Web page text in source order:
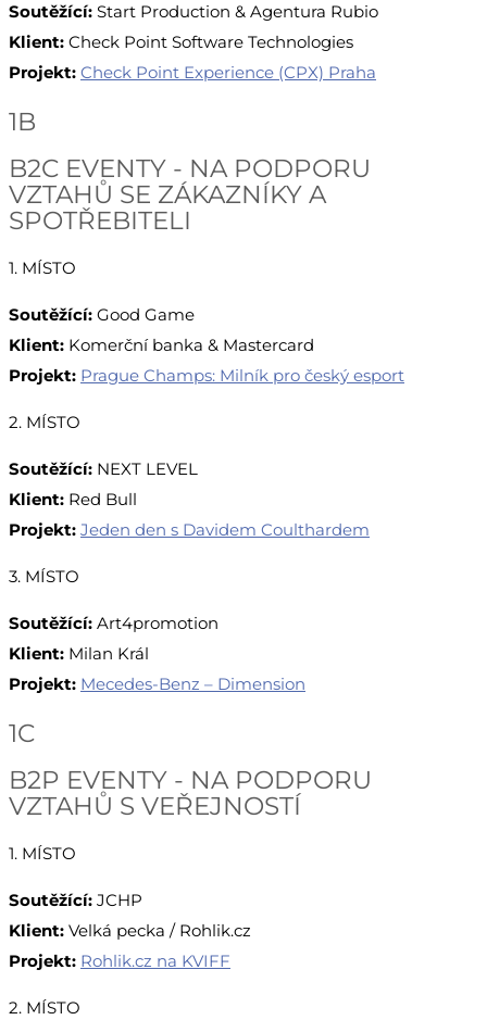
Soutěžící: Start Production & Agentura Rubio
Klient: Check Point Software Technologies
Projekt: Check Point Experience (CPX) Praha
1B
B2C EVENTY - NA PODPORU
VZTAHŮ SE ZÁKAZNÍKY A
SPOTŘEBITELI
1. MÍSTO
Soutěžící: Good Game
Klient: Komerční banka & Mastercard
Projekt: Prague Champs: Milník pro český esport
2. MÍSTO
Soutěžící: NEXT LEVEL
Klient: Red Bull
Projekt: Jeden den s Davidem Coulthardem
3. MÍSTO
Soutěžící: Art4promotion
Klient: Milan Král
Projekt: Mecedes-Benz – Dimension
1C
B2P EVENTY - NA PODPORU
VZTAHŮ S VEŘEJNOSTÍ
1. MÍSTO
Soutěžící: JCHP
Klient: Velká pecka / Rohlik.cz
Projekt: Rohlik.cz na KVIFF
2. MÍSTO